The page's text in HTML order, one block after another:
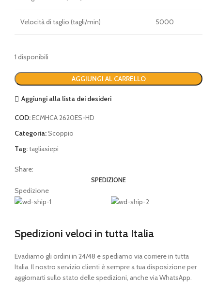
Velocità di taglio (tagli/min) 5000
1 disponibili
AGGIUNGI AL CARRELLO
Aggiungi alla lista dei desideri
COD:ECMHCA 2620ES-HD
Categoria:Scoppio
Tag:tagliasiepi
Share:
SPEDIZIONE
Spedizione
Spedizioni veloci in tutta Italia
Evadiamo gli ordini in 24/48 e spediamo via corriere in tutta
Italia. Il nostro servizio clienti è sempre a tua disposizione per
aggiornarti sullo stato delle spedizioni, anche via WhatsApp.